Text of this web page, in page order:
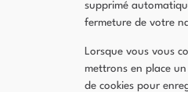
supprimé
fermeture de votre
Lorsque vous vous
mettrons en place
de cookies pour